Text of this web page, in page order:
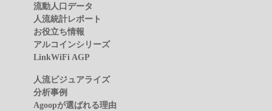
流動人口データ
人流統計レポート
お役立ち情報
アルコインシリーズ
LinkWiFi AGP
人流ビジュアライズ
分析事例
Agoopが選ばれる理由